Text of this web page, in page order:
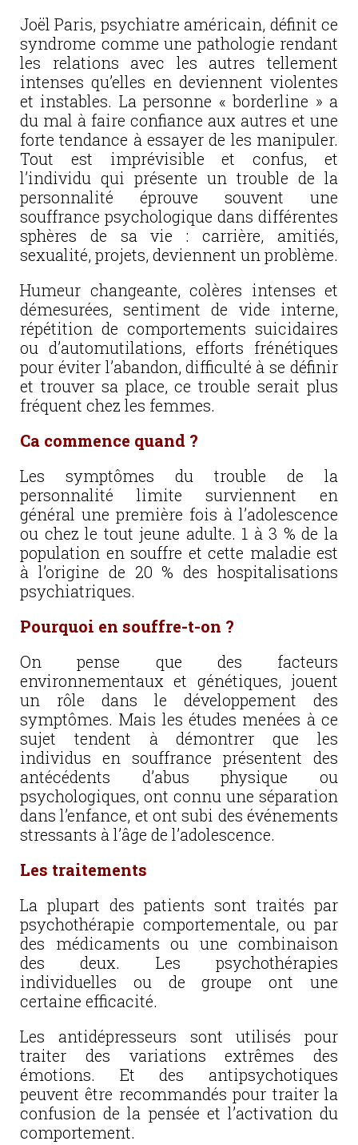
Joël Paris, psychiatre américain, définit ce
syndrome comme une pathologie rendant
les relations avec les autres tellement
intenses qu’elles en deviennent violentes
et instables. La personne « borderline » a
du mal à faire confiance aux autres et une
forte tendance à essayer de les manipuler.
Tout est imprévisible et confus, et
l’individu qui présente un trouble de la
personnalité éprouve souvent une
souffrance psychologique dans différentes
sphères de sa vie : carrière, amitiés,
sexualité, projets, deviennent un problème.
Humeur changeante, colères intenses et
démesurées, sentiment de vide interne,
répétition de comportements suicidaires
ou d’automutilations, efforts frénétiques
pour éviter l’abandon, difficulté à se définir
et trouver sa place, ce trouble serait plus
fréquent chez les femmes.
Ca commence quand ?
Les symptômes du trouble de la
personnalité limite surviennent en
général une première fois à l’adolescence
ou chez le tout jeune adulte. 1 à 3 % de la
population en souffre et cette maladie est
à l’origine de 20 % des hospitalisations
psychiatriques.
Pourquoi en souffre-t-on ?
On pense que des facteurs
environnementaux et génétiques, jouent
un rôle dans le développement des
symptômes. Mais les études menées à ce
sujet tendent à démontrer que les
individus en souffrance présentent des
antécédents d’abus physique ou
psychologiques, ont connu une séparation
dans l’enfance, et ont subi des événements
stressants à l’âge de l’adolescence.
Les traitements
La plupart des patients sont traités par
psychothérapie comportementale, ou par
des médicaments ou une combinaison
des deux. Les psychothérapies
individuelles ou de groupe ont une
certaine efficacité.
Les antidépresseurs sont utilisés pour
traiter des variations extrêmes des
émotions. Et des antipsychotiques
peuvent être recommandés pour traiter la
confusion de la pensée et l’activation du
comportement.